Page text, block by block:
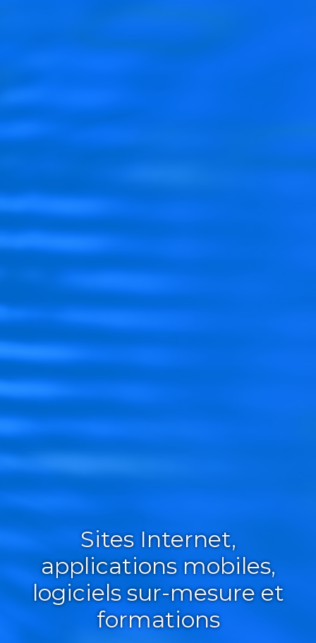
Sites Internet,
applications mobiles,
logiciels sur-mesure et
formations